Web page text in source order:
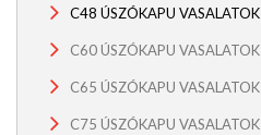
C48 ÚSZÓKAPU VASALATOK
C60 ÚSZÓKAPU VASALATOK
C65 ÚSZÓKAPU VASALATOK
C75 ÚSZÓKAPU VASALATOK